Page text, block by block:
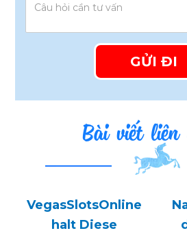
Bài viết liên
VegasSlotsOnline
halt Diese